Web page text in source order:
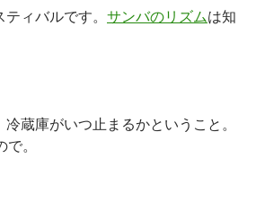
ィバルです。 サンバのリズムは知
蔵庫がいつ止まるかということ。
。